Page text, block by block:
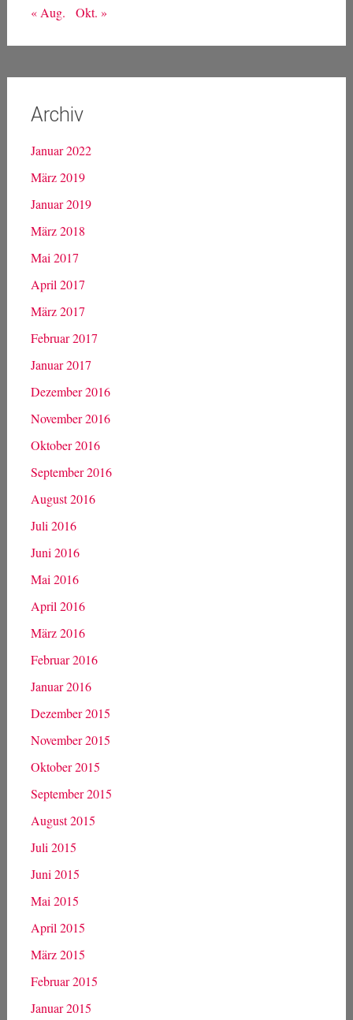
« Aug. Okt. »
Archiv
Januar 2022
März 2019
Januar 2019
März 2018
Mai 2017
April 2017
März 2017
Februar 2017
Januar 2017
Dezember 2016
November 2016
Oktober 2016
September 2016
August 2016
Juli 2016
Juni 2016
Mai 2016
April 2016
März 2016
Februar 2016
Januar 2016
Dezember 2015
November 2015
Oktober 2015
September 2015
August 2015
Juli 2015
Juni 2015
Mai 2015
April 2015
März 2015
Februar 2015
Januar 2015